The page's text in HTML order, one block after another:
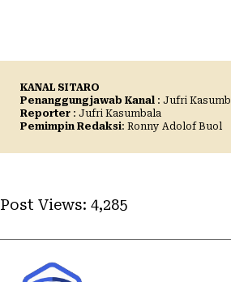
KANAL SITARO
Penanggungjawab Kanal : Jufri
Reporter : Jufri Kasumbala
Pemimpin Redaksi: Ronny Adolof Buol
Post Views: 4,285